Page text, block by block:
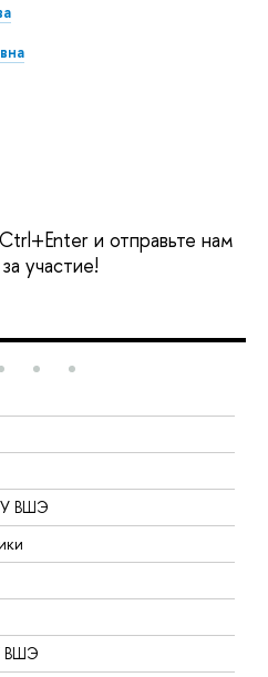
и отправьте нам
участие!
ВШЭ
ВШЭ